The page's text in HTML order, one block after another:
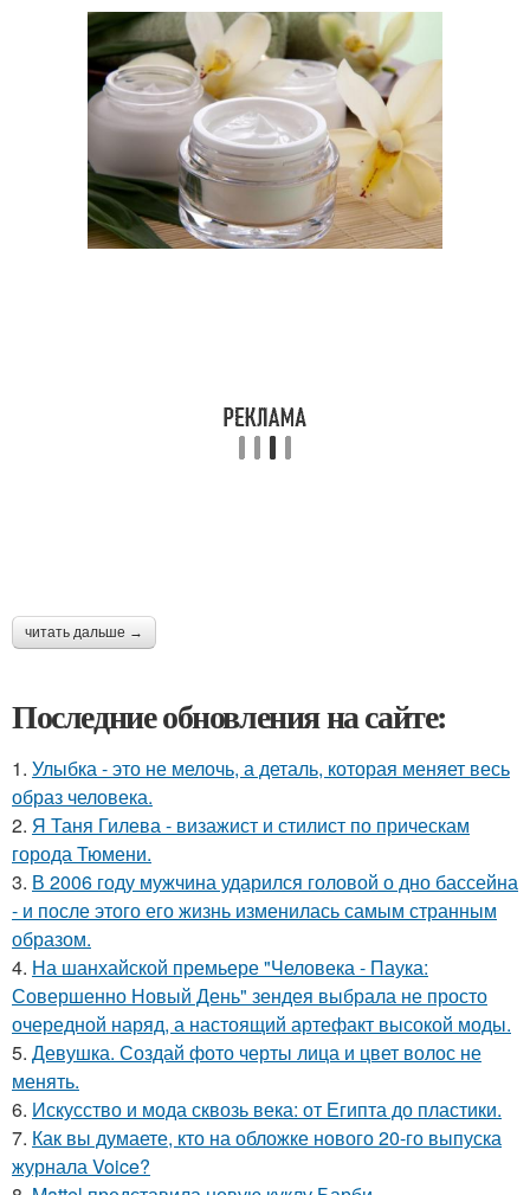
читать дальше →
Последние обновления на сайте:
1. Улыбка - это не мелочь, а деталь, которая меняет весь
образ человека.
2. Я Таня Гилева - визажист и стилист по прическам
города Тюмени.
3. В 2006 году мужчина ударился головой о дно бассейна
- и после этого его жизнь изменилась самым странным
образом.
4. На шанхайской премьере "Человека - Паука:
Совершенно Новый День" зендея выбрала не просто
очередной наряд, а настоящий артефакт высокой моды.
5. Девушка. Создай фото черты лица и цвет волос не
менять.
6. Искусство и мода сквозь века: от Египта до пластики.
7. Как вы думаете, кто на обложке нового 20-го выпуска
журнала Voice?